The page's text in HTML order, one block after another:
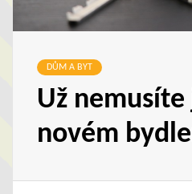
DŮM A BYT
Už
novém